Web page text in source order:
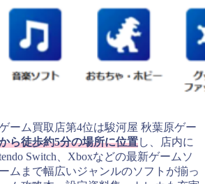
ーム買取店第4位は駿河屋 秋葉原ゲー
ら徒歩約5分の場所に位置し、店内に
Switch、Xboxなどの最新ゲームソ
ムまで幅広いジャンルのソフトが揃っ